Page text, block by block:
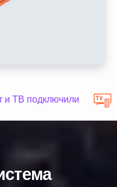
и ТВ подключили